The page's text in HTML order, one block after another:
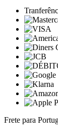
Frete para